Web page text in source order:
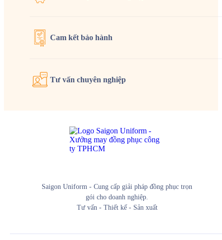
Cam kết bảo hành
Tư vấn chuyên nghiệp
Saigon Uniform - Cung cấp giải pháp đồng phục trọn
gói cho doanh nghiệp.
Tư vấn - Thiết kế - Sản xuất